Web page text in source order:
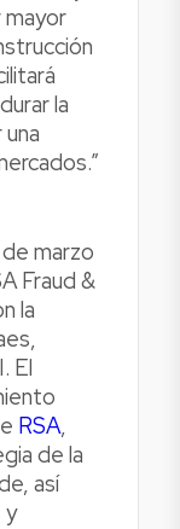
mayor
la
marzo
Fraud &
la
El
RSA,
de la
así
y